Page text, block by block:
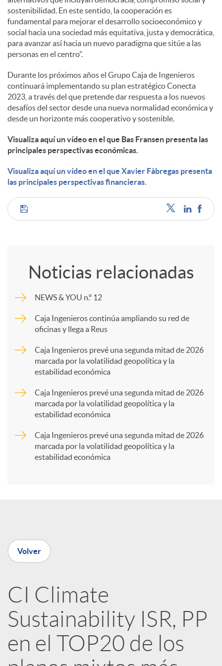
sostenibilidad. En este sentido, la cooperación es
fundamental para mejorar el desarrollo socioeconómico y
social hacia una sociedad más equitativa, justa y democrática,
para avanzar así hacia un nuevo paradigma que sitúe a las
personas en el centro”.
Durante los próximos años el Grupo Caja de Ingenieros
continuará implementando su plan estratégico Conecta
2023, a través del que pretende dar respuesta a los nuevos
desafíos del sector desde una nueva normalidad económica y
desde un horizonte más cooperativo y sostenible.
Visualiza aquí un vídeo en el que Bas Fransen presenta las
principales perspectivas económicas.
Visualiza aquí un vídeo en el que Xavier Fàbregas presenta
las principales perspectivas financieras.
C
p
a
n
e
d
Noticias relacionadas
NEWS & YOU n.º 12
Caja Ingenieros continúa ampliando su red de
oficinas y llega a Reus
Caja Ingenieros prevé una segunda mitad de 2026
marcada por la volatilidad geopolítica y la
estabilidad económica
Caja Ingenieros prevé una segunda mitad de 2026
marcada por la volatilidad geopolítica y la
estabilidad económica
Caja Ingenieros prevé una segunda mitad de 2026
marcada por la volatilidad geopolítica y la
estabilidad económica
Volver
CI Climate
Sustainability ISR, PP
en el TOP20 de los